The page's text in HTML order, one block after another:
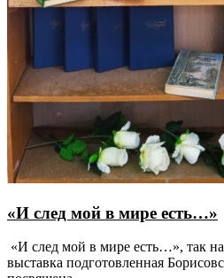
«И след мой в мире есть…»
«И след мой в мире есть…», так
выставка подготовленная